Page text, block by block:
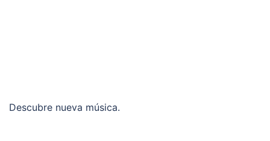
Descubre nueva música.